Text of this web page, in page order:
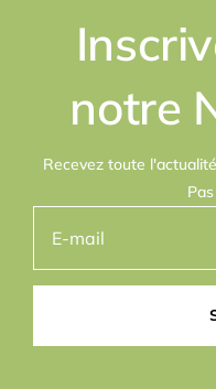
notre
Recevez toute